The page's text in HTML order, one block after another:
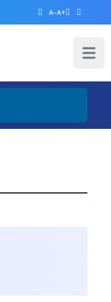
A-A+
Abrir